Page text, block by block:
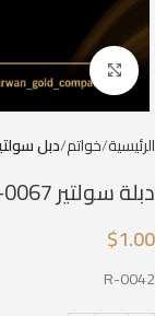
to enlarge
الرئيسية خواتم دبل
دبلة سولتير SR-0067
$1.00
R-0042